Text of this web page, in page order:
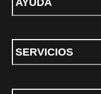
AYUDA
SERVICIOS